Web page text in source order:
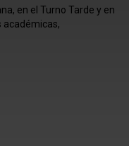
en el Turno Tarde y en
académicas,